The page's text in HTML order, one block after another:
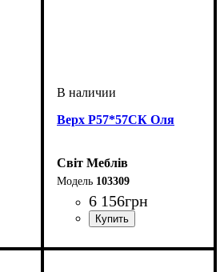
Верх Р57*57СК Оля
Світ Меблів
103309
6 156грн